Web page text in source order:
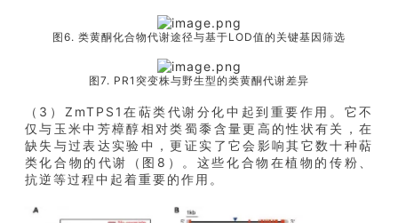
图6. 类黄酮化合物代谢途径与基于LOD值的关键基因筛选
图7. PR1突变株与野生型的类黄酮代谢差异
（3）ZmTPS1在萜类代谢分化中起到重要作用。它不
仅与玉米中芳樟醇相对类蜀黍含量更高的性状有关，在
缺失与过表达实验中，更证实了它会影响其它数十种萜
类化合物的代谢（图8）。这些化合物在植物的传粉、
抗逆等过程中起着重要的作用。